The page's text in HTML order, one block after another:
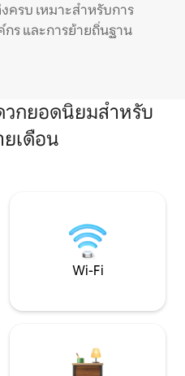
รบ เหมาะสำหรับการ
ร และการย้ายถิ่นฐาน
วกยอดนิยมสำหรับ
เดือน
Wi-Fi